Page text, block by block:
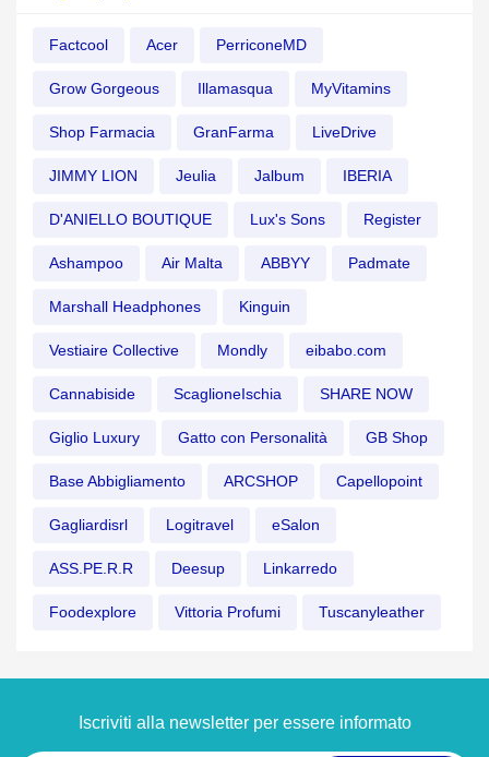
Factcool Acer PerriconeMD
Grow Gorgeous Illamasqua MyVitamins
Shop Farmacia GranFarma LiveDrive
JIMMY LION Jeulia Jalbum IBERIA
D'ANIELLO BOUTIQUE Lux's Sons Register
Ashampoo Air Malta ABBYY Padmate
Marshall Headphones Kinguin
Vestiaire Collective Mondly eibabo.com
Cannabiside ScaglioneIschia SHARE NOW
Giglio Luxury Gatto con Personalità GB Shop
Base Abbigliamento ARCSHOP Capellopoint
Gagliardisrl Logitravel eSalon
ASS.PE.R.R Deesup Linkarredo
Foodexplore Vittoria Profumi Tuscanyleather
Iscriviti alla newsletter per essere informato